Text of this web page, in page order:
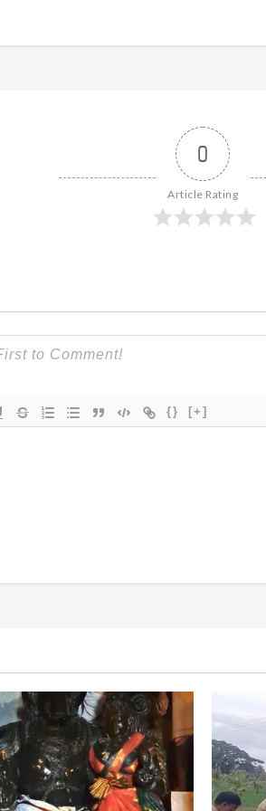
0
Article Rating
{} [+]